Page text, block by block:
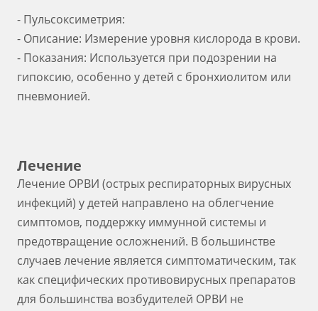
- Пульсоксиметрия:
- Описание: Измерение уровня кислорода в крови.
- Показания: Используется при подозрении на
гипоксию, особенно у детей с бронхиолитом или
пневмонией.
Лечение
Лечение ОРВИ (острых респираторных вирусных
инфекций) у детей направлено на облегчение
симптомов, поддержку иммунной системы и
предотвращение осложнений. В большинстве
случаев лечение является симптоматическим, так
как специфических противовирусных препаратов
для большинства возбудителей ОРВИ не